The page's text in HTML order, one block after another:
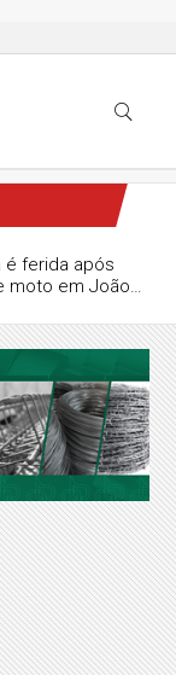
é ferida após
moto em João